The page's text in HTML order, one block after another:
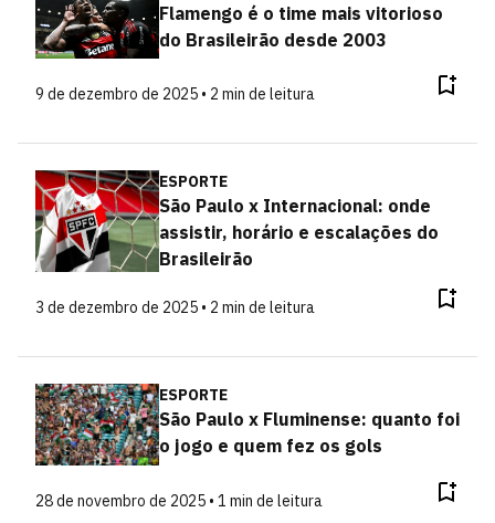
Flamengo é o time mais vitorioso
do Brasileirão desde 2003
9 de dezembro de 2025 • 2 min de leitura
ESPORTE
São Paulo x Internacional: onde
assistir, horário e escalações do
Brasileirão
3 de dezembro de 2025 • 2 min de leitura
ESPORTE
São Paulo x Fluminense: quanto foi
o jogo e quem fez os gols
28 de novembro de 2025 • 1 min de leitura